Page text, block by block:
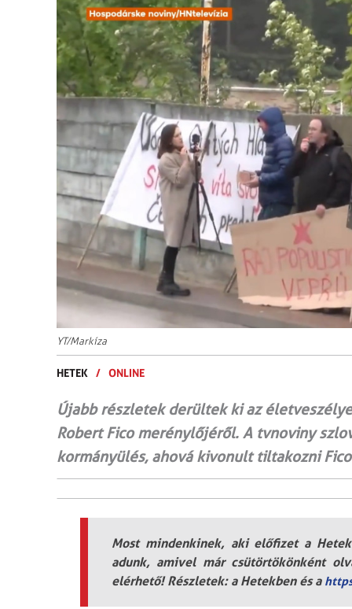
YT/Markíza
HETEK / ONLINE
Újabb részletek derültek ki az
Robert Fico merénylőjéről. A tvnoviny
kormányülés, ahová kivonult tiltakozni
Most mindenkinek, aki előfizet a
adunk, amivel már csütörtökönként
elérhető! Részletek: a Hetekben és a